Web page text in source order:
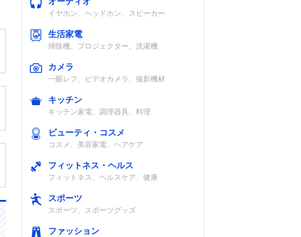
イヤホン、ヘッドホン、スピーカー
生活家電
掃除機、プロジェクター、洗濯機
カメラ
一眼レフ、ビデオカメラ、撮影機材
キッチン
キッチン家電、調理器具、料理
ビューティ・コスメ
コスメ、美容家電、ヘアケア
フィットネス・ヘルス
フィットネス、ヘルスケア、健康
スポーツ
スポーツ、スポーツグッズ
ファッション